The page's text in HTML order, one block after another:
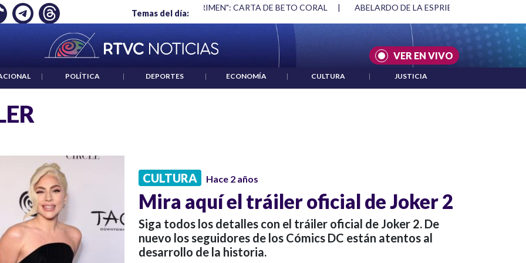
Temas del día:
EMPLEO: JP MORGAN "HABLAR NO ES UN CRIMEN": CARTA DE BETO CORAL | ABELARDO DE LA ESPRIELLA Y DMG
VER EN VIVO
| POLÍTICA | DEPORTES | ECONOMÍA | CULTURA | JUSTICIA
CULTURA Hace 2 años
Mira aquí el tráiler oficial de Joker 2
Siga todos los detalles con el tráiler oficial de Joker 2. De
nuevo los seguidores de los Cómics DC están atentos al
desarrollo de la historia.